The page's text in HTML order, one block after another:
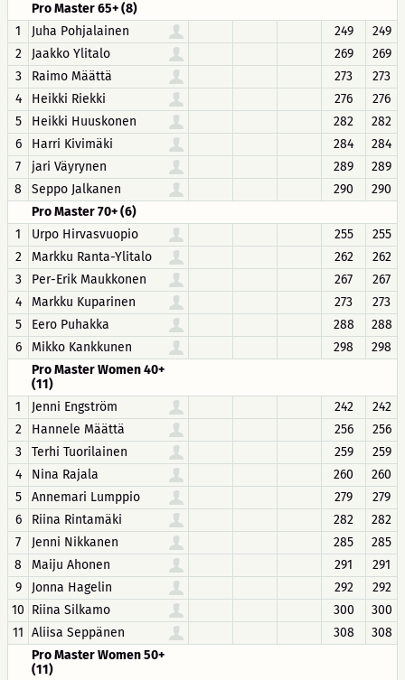
Pro Master 65+ (8)
1
Juha Pohjalainen 249
249
2
Jaakko Ylitalo 269
269
3
Raimo Määttä 273
273
4
Heikki Riekki 276
276
5
Heikki Huuskonen 282
282
6
Harri Kivimäki 284
284
7
jari Väyrynen 289
289
8
Seppo Jalkanen 290
290
Pro Master 70+ (6)
1
Urpo Hirvasvuopio 255
255
2
Markku Ranta-Ylitalo 262
262
3
Per-Erik Maukkonen 267
267
4
Markku Kuparinen 273
273
5
Eero Puhakka 288
288
6
Mikko Kankkunen 298
298
Pro Master Women 40+
(11)
1
Jenni Engström 242
242
2
Hannele Määttä 256
256
3
Terhi Tuorilainen 259
259
4
Nina Rajala 260
260
5
Annemari Lumppio 279
279
6
Riina Rintamäki 282
282
7
Jenni Nikkanen 285
285
8
Maiju Ahonen 291
291
9
Jonna Hagelin 292
292
10 Riina Silkamo 300
300
11 Aliisa Seppänen 308
308
Pro Master Women 50+
(11)